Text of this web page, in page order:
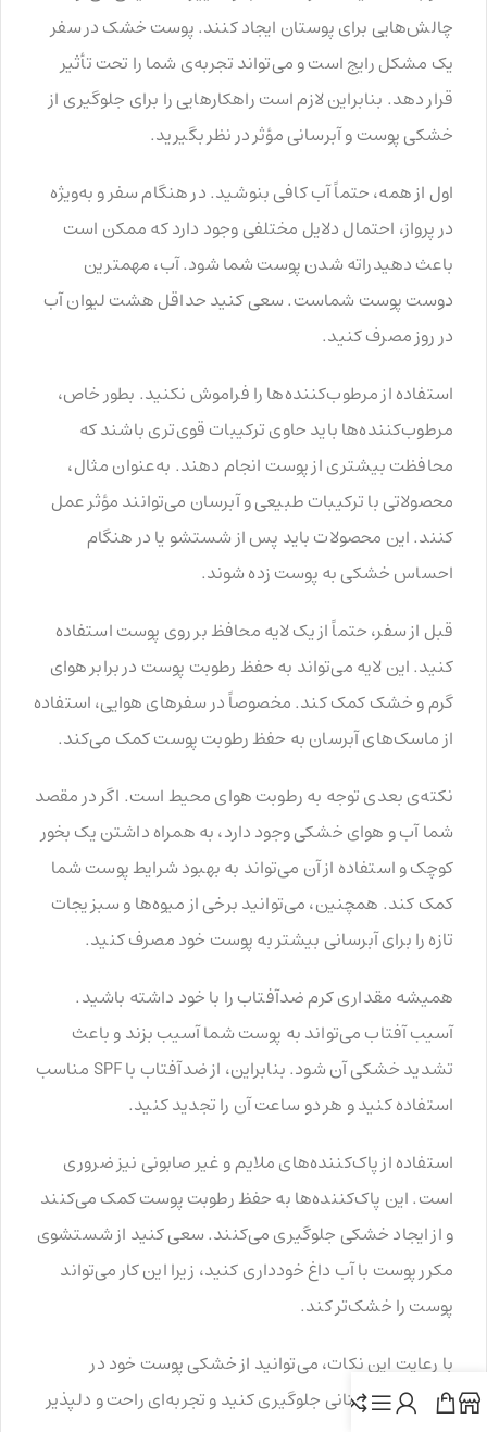
چالش‌هایی برای پوستان ایجاد کنند. پوست خشک در سفر
یک مشکل رایج است و می‌تواند تجربه‌ی شما را تحت تأثیر
قرار دهد. بنابراین لازم است راهکارهایی را برای جلوگیری از
خشکی پوست و آبرسانی مؤثر در نظر بگیرید.
اول از همه، حتماً آب کافی بنوشید. در هنگام سفر و به‌ویژه
در پرواز، احتمال دلایل مختلفی وجود دارد که ممکن است
باعث دهیدراته شدن پوست شما شود. آب، مهمترین
دوست پوست شماست. سعی کنید حداقل هشت لیوان آب
در روز مصرف کنید.
استفاده از مرطوب‌کننده‌ها را فراموش نکنید. بطور خاص،
مرطوب‌کننده‌ها باید حاوی ترکیبات قوی‌تری باشند که
محافظت بیشتری از پوست انجام دهند. به‌عنوان مثال،
محصولاتی با ترکیبات طبیعی و آبرسان می‌توانند مؤثر عمل
کنند. این محصولات باید پس از شستشو یا در هنگام
احساس خشکی به پوست زده شوند.
قبل از سفر، حتماً از یک لایه محافظ بر روی پوست استفاده
کنید. این لایه می‌تواند به حفظ رطوبت پوست در برابر هوای
گرم و خشک کمک کند. مخصوصاً در سفرهای هوایی، استفاده
از ماسک‌های آبرسان به حفظ رطوبت پوست کمک می‌کند.
نکته‌ی بعدی توجه به رطوبت هوای محیط است. اگر در مقصد
شما آب و هوای خشکی وجود دارد، به همراه داشتن یک بخور
کوچک و استفاده از آن می‌تواند به بهبود شرایط پوست شما
کمک کند. همچنین، می‌توانید برخی از میوه‌ها و سبزیجات
تازه را برای آبرسانی بیشتر به پوست خود مصرف کنید.
همیشه مقداری کرم ضدآفتاب را با خود داشته باشید.
آسیب آفتاب می‌تواند به پوست شما آسیب بزند و باعث
تشدید خشکی آن شود. بنابراین، از ضدآفتاب با SPF مناسب
استفاده کنید و هر دو ساعت آن را تجدید کنید.
استفاده از پاک‌کننده‌های ملایم و غیر صابونی نیز ضروری
است. این پاک‌کننده‌ها به حفظ رطوبت پوست کمک می‌کنند
و از ایجاد خشکی جلوگیری می‌کنند. سعی کنید از شستشوی
مکرر پوست با آب داغ خودداری کنید، زیرا این کار می‌تواند
پوست را خشک‌تر کند.
با رعایت این نکات، می‌توانید از خشکی پوست خود در
سفرهای تابستانی جلوگیری کنید و تجربه‌ای راحت و دلپذیر